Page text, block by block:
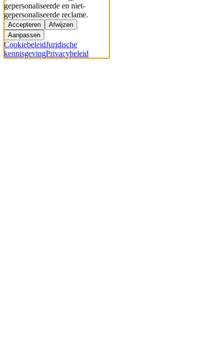
gepersonaliseerde en niet-
gepersonaliseerde reclame.
Accepteren
Afwijzen
Aanpassen
CookiebeleidJuridische
kennisgevingPrivacybeleid